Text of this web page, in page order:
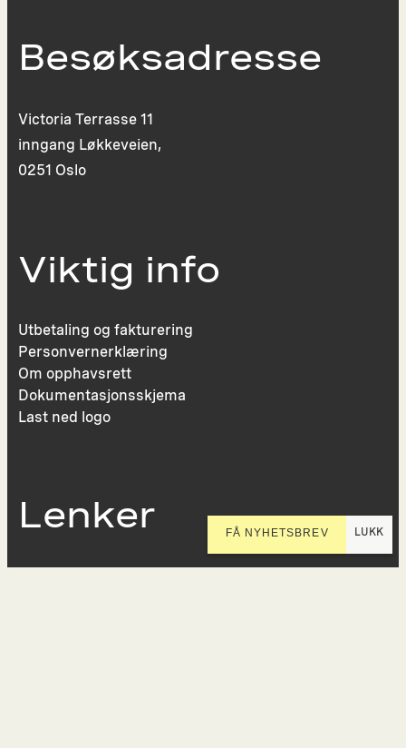
Besøksadresse
Victoria Terrasse 11
inngang Løkkeveien,
0251 Oslo
Viktig info
Utbetaling og fakturering
Personvernerklæring
Om opphavsrett
Dokumentasjonsskjema
Last ned logo
Lenker FÅ NYHETSBREV LUKK